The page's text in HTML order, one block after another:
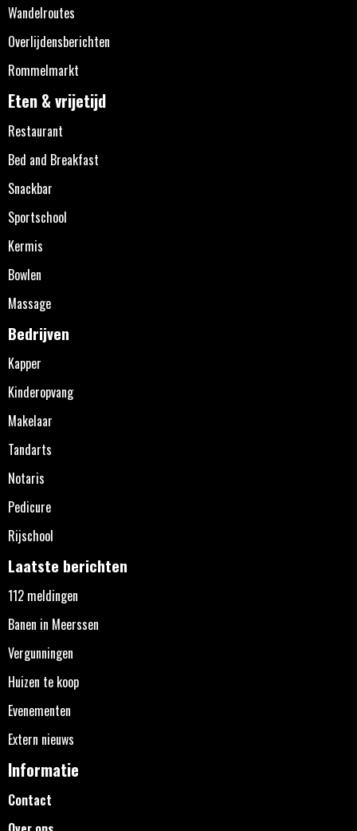
Wandelroutes
Overlijdensberichten
Rommelmarkt
Eten & vrijetijd
Restaurant
Bed and Breakfast
Snackbar
Sportschool
Kermis
Bowlen
Massage
Bedrijven
Kapper
Kinderopvang
Makelaar
Tandarts
Notaris
Pedicure
Rijschool
Laatste berichten
112 meldingen
Banen in Meerssen
Vergunningen
Huizen te koop
Evenementen
Extern nieuws
Informatie
Contact